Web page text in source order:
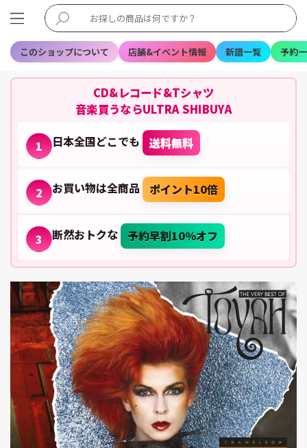
このショップについて 店舗&イベント情報 新譜一覧 予約
CD&レコード&Tシャツ
音楽買うならULTRA SHIBUYA
1 日本全国どこでも 送料無料
2 お買い物は全商品 ポイント10倍
3 断然おトクな 予約早割10%オフ